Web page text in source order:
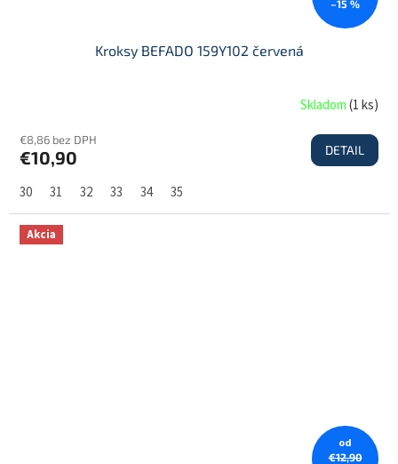
–15 %
Kroksy BEFADO 159Y102 červená
Skladom(1 ks)
€8,86 bez DPH
€10,90 DETAIL
30 31 32 33 34 35
Akcia
od
€12,90